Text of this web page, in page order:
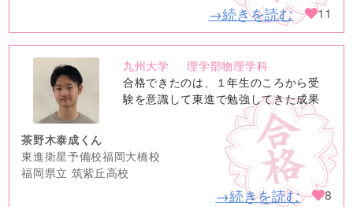
→続きを読む 11
no
image
九州大学
理学部物理学科
合格できたのは、１年生のころから受
験を意識して東進で勉強してきた成果
茶野木泰成くん
東進衛星予備校福岡大橋校
福岡県立 筑紫丘高校
→続きを読む 8